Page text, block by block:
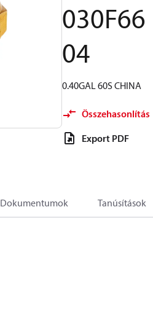
030F66
04
0.40GAL 60S CHINA
Összehasonlítás
Export PDF
Dokumentumok Tanúsítások